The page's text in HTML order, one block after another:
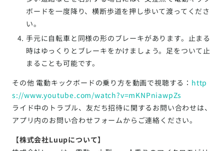
ボードを一度降り、横断歩道を押し歩いて渡ってくださ
い。
手元に自転車と同様の形のブレーキがあります。止まる
時はゆっくりとブレーキをかけましょう。足をついて止
まることも可能です。
その他 電動キックボードの乗り方を動画で視聴する： http
s://www.youtube.com/watch?v=mKNPniawpZs
ライド中のトラブル、友だち招待に関するお問い合わせは、
アプリ内のお問い合わせフォームからご連絡ください。
【株式会社Luupについて】